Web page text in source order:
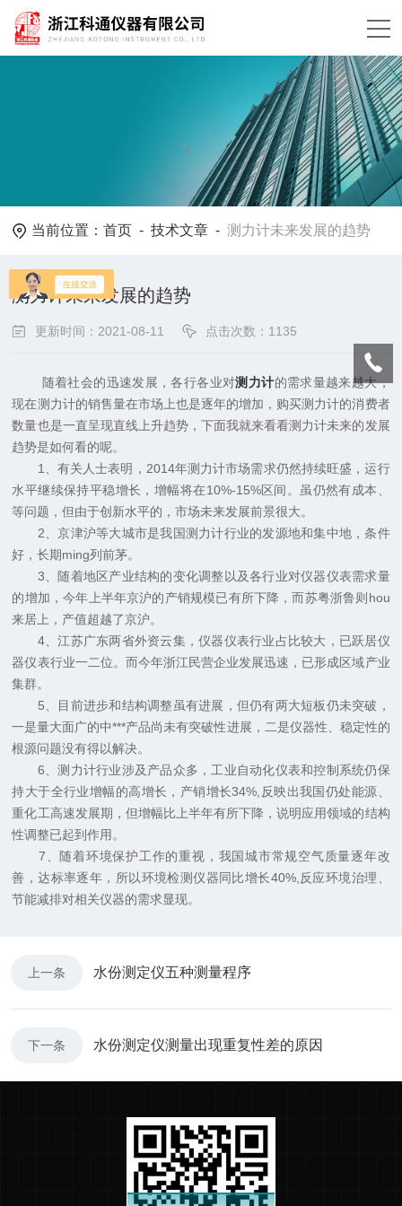
当前位置：首页 -技术文章 -测力计未来发展的趋势
测力计未来发展的趋势
更新时间：2021-08-11 点击次数：1135
随着社会的迅速发展，各行各业对测力计的需求量越来越大，
现在测力计的销售量在市场上也是逐年的增加，购买测力计的消费者
数量也是一直呈现直线上升趋势，下面我就来看看测力计未来的发展
趋势是如何看的呢。
1、有关人士表明，2014年测力计市场需求仍然持续旺盛，运行
水平继续保持平稳增长，增幅将在10%-15%区间。虽仍然有成本、
等问题，但由于创新水平的，市场未来发展前景很大。
2、京津沪等大城市是我国测力计行业的发源地和集中地，条件
好，长期ming列前茅。
3、随着地区产业结构的变化调整以及各行业对仪器仪表需求量
的增加，今年上半年京沪的产销规模已有所下降，而苏粤浙鲁则hou
来居上，产值超越了京沪。
4、江苏广东两省外资云集，仪器仪表行业占比较大，已跃居仪
器仪表行业一二位。而今年浙江民营企业发展迅速，已形成区域产业
集群。
5、目前进步和结构调整虽有进展，但仍有两大短板仍未突破，
一是量大面广的中***产品尚未有突破性进展，二是仪器性、稳定性的
根源问题没有得以解决。
6、测力计行业涉及产品众多，工业自动化仪表和控制系统仍保
持大于全行业增幅的高增长，产销增长34%,反映出我国仍处能源、
重化工高速发展期，但增幅比上半年有所下降，说明应用领域的结构
性调整已起到作用。
7、随着环境保护工作的重视，我国城市常规空气质量逐年改
善，达标率逐年，所以环境检测仪器同比增长40%,反应环境治理、
节能减排对相关仪器的需求显现。
上一条 水份测定仪五种测量程序
下一条 水份测定仪测量出现重复性差的原因